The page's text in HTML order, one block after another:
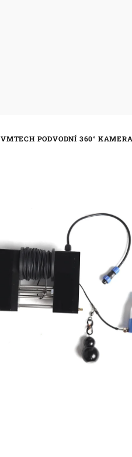
VMTECH PODVODNÍ 360°